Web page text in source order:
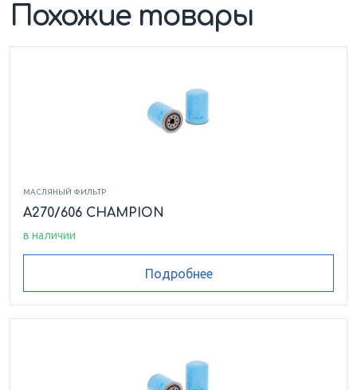
Похожие товары
МАСЛЯНЫЙ ФИЛЬТР
A270/606 CHAMPION
в наличии
Подробнее